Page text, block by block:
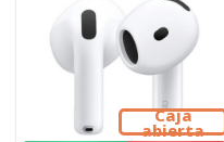
Caja
abierta